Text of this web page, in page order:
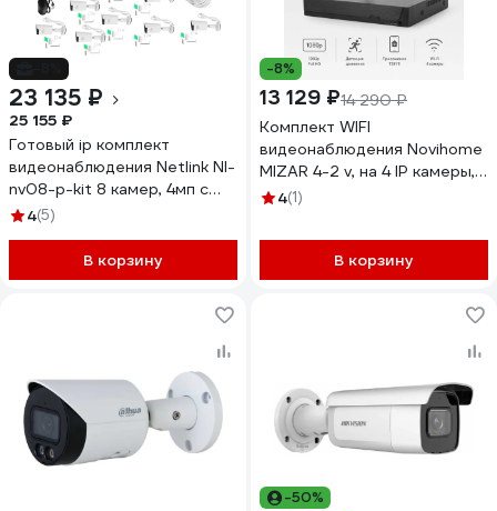
23 135 ₽
25 155 ₽
Готовый ip комплект
видеонаблюдения Netlink Nl-
nv08-p-kit 8 камер, 4мп с
poe питанием УТ-00001705
4(5)
В корзину
-8%
13 129 ₽14 290 ₽
Комплект WIFI
видеонаблюдения Novihome
MIZAR 4-2 v, на 4 IP камеры,
2 Mp 4526
4(1)
В корзину
-50%